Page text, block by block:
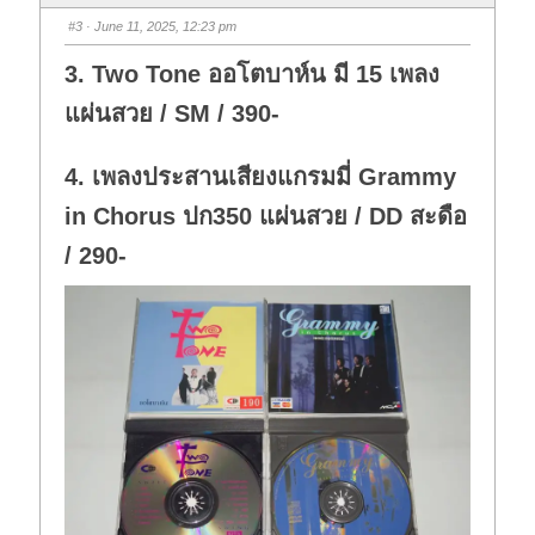
b
d
o
n
b
u
p
#3 · June 11, 2025, 12:23 pm
3. Two Tone ออโตบาห์น มี 15 เพลง
แผ่นสวย / SM / 390-
4. เพลงประสานเสียงแกรมมี่ Grammy
in Chorus ปก350 แผ่นสวย / DD สะดือ
/ 290-